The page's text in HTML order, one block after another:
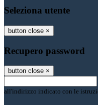
Seleziona utente
button close ×
Recupero password
button close ×
all'indirizzo indicato con le